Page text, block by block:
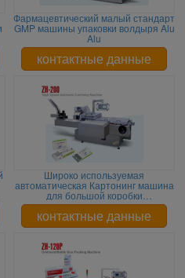
Фармацевтический малый стандарт
GMP машины упаковки волдыря Alu
Alu
контактные данные
Широко используемая
автоматическая Картонинг машина
для большой коробки
(Л220мм*В100мм*Х70мм)
контактные данные